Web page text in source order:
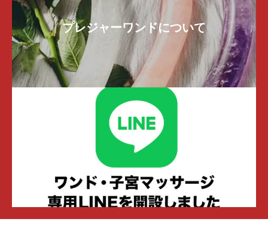
プレジャーワンドについて